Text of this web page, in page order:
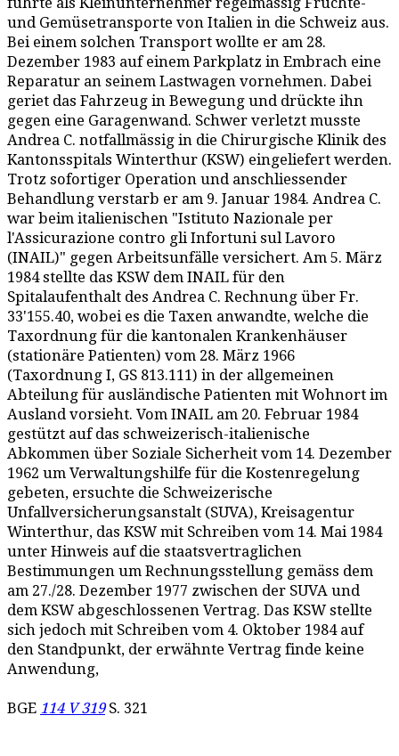
und Gemüsetransporte von Italien in die Schweiz aus.
Bei einem solchen Transport wollte er am 28.
Dezember 1983 auf einem Parkplatz in Embrach eine
Reparatur an seinem Lastwagen vornehmen. Dabei
geriet das Fahrzeug in Bewegung und drückte ihn
gegen eine Garagenwand. Schwer verletzt musste
Andrea C. notfallmässig in die Chirurgische Klinik des
Kantonsspitals Winterthur (KSW) eingeliefert werden.
Trotz sofortiger Operation und anschliessender
Behandlung verstarb er am 9. Januar 1984. Andrea C.
war beim italienischen "Istituto Nazionale per
l'Assicurazione contro gli Infortuni sul Lavoro
(INAIL)" gegen Arbeitsunfälle versichert. Am 5. März
1984 stellte das KSW dem INAIL für den
Spitalaufenthalt des Andrea C. Rechnung über Fr.
33'155.40, wobei es die Taxen anwandte, welche die
Taxordnung für die kantonalen Krankenhäuser
(stationäre Patienten) vom 28. März 1966
(Taxordnung I, GS 813.111) in der allgemeinen
Abteilung für ausländische Patienten mit Wohnort im
Ausland vorsieht. Vom INAIL am 20. Februar 1984
gestützt auf das schweizerisch-italienische
Abkommen über Soziale Sicherheit vom 14. Dezember
1962 um Verwaltungshilfe für die Kostenregelung
gebeten, ersuchte die Schweizerische
Unfallversicherungsanstalt (SUVA), Kreisagentur
Winterthur, das KSW mit Schreiben vom 14. Mai 1984
unter Hinweis auf die staatsvertraglichen
Bestimmungen um Rechnungsstellung gemäss dem
am 27./28. Dezember 1977 zwischen der SUVA und
dem KSW abgeschlossenen Vertrag. Das KSW stellte
sich jedoch mit Schreiben vom 4. Oktober 1984 auf
den Standpunkt, der erwähnte Vertrag finde keine
Anwendung,
BGE 114 V 319S. 321